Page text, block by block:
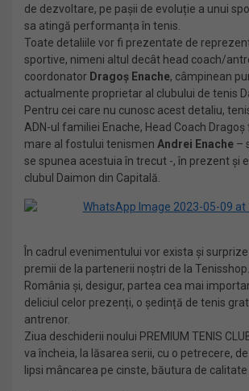
de dezvoltare, pe pașii de evoluție a unui
sa atingă performanța în tenis.
Toate detaliile vor fi prezentate de
sportive, nimeni altul decât head coach/
coordonator Dragoș Enache, câmpinean
actualmente proprietar al clubului de tenis
Pentru cei care nu cunosc acest detaliu,
ADN-ul familiei Enache, Head Coach
mare al fostului tenismen Andrei Enache –
se spunea acestuia în trecut -, în prezent și
clubul Daimon din Capitală.
În cadrul evenimentului vor exista și
premii de la partenerii noștri de la
România și, desigur, partea cea mai
deliciul celor prezenți, o ședință de tenis
antrenor.
Ziua deschiderii noului PREMIUM TENIS
va încheia, la lăsarea serii, cu o petrecere,
lipsi mâncarea pe cinste, băutura de